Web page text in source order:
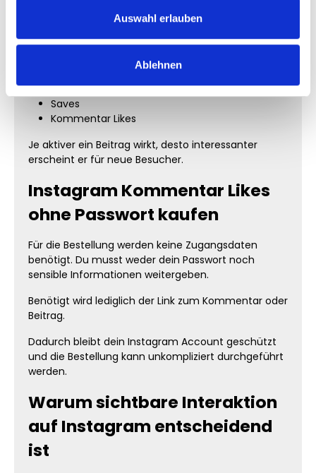
Auswahl erlauben
Ablehnen
Views
Saves
Kommentar Likes
Je aktiver ein Beitrag wirkt, desto interessanter
erscheint er für neue Besucher.
Instagram Kommentar Likes
ohne Passwort kaufen
Für die Bestellung werden keine Zugangsdaten
benötigt. Du musst weder dein Passwort noch
sensible Informationen weitergeben.
Benötigt wird lediglich der Link zum Kommentar oder
Beitrag.
Dadurch bleibt dein Instagram Account geschützt
und die Bestellung kann unkompliziert durchgeführt
werden.
Warum sichtbare Interaktion
auf Instagram entscheidend
ist